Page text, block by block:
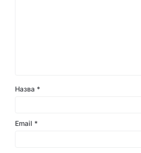
Назва *
Email *